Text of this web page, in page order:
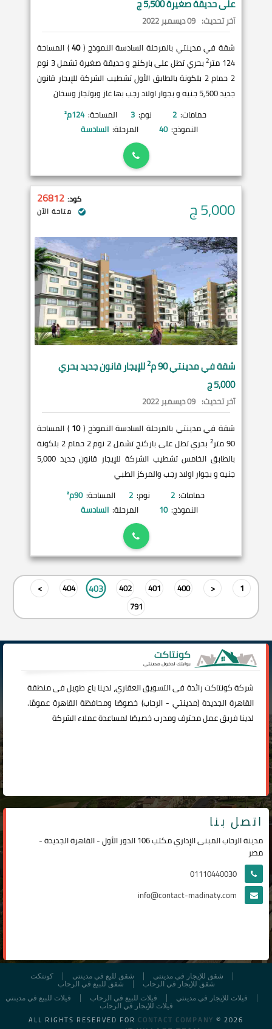
على حديقة صغيرة 5,500 ج
آخر تحديث: 09 ديسمبر 2022
شقة في مدينتي بالمرحلة السادسة النموذج (40) المساحة
124 متر
2
بحري تطل على باركنج و حديقة صغيرة تشمل 3 نوم
2 حمام 2 بلكونة بالطابق الأول تشطيب الشركة للإيجار قانون
جديد 5,500 جنيه و بجوار اولاد رجب بها غاز وبوتجاز وسخان
حمامات: 2 نوم: 3 المساحة: 124م²
النموذج: 40 المرحلة: السادسة
5,000ج كود: 26812
متاحة الآن
شقة فيمدينتي90 م 2للإيجار قانون جديد بحري
5,000 ج
آخر تحديث: 09 ديسمبر 2022
شقة في مدينتي بالمرحلة السادسة النموذج (10 ) المساحة
90 متر
2
بحري تطل على باركنج تشمل 2 نوم 2 حمام 2 بلكونة
بالطابق الخامس تشطيب الشركة للإيجار قانون جديد 5,000
جنيه و بجوار اولاد رجب والمركز الطبي
حمامات: 2 نوم: 2 المساحة: 90م²
النموذج: 10 المرحلة: السادسة
1
<
400
401
402
403
404
>
791
شركةكونتاكترائدة فى التسويق العقاري، لدينا باع طويل فى منطقة
القاهرة الجديدة (مدينتي -الرحاب) خصوصًا ومحافظة القاهرة عمومًا.
لدينا فريق عمل محترف ومدرب خصيصًا لمساعدة عملاء الشركة
اتصل بنا
مدينة الرحاب المبنى الإداري مكتب 106 الدور الأول - القاهرة الجديدة -
مصر
01110440030
info@contact-madinaty.com
كونتكت شقق لليع في مدينتى
شقق للإيجار في مدينتى
شقق للبيع في الرحاب
شقق للإيجار في الرحاب
فيلات للبيع في مدينتي
فيلات للبيع في الرحاب
فيلات للإيجار في مدينتي
فيلات للإيجار في الرحاب
ALL RIGHTS RESERVED FOR CONTACT COMPANY © 2026